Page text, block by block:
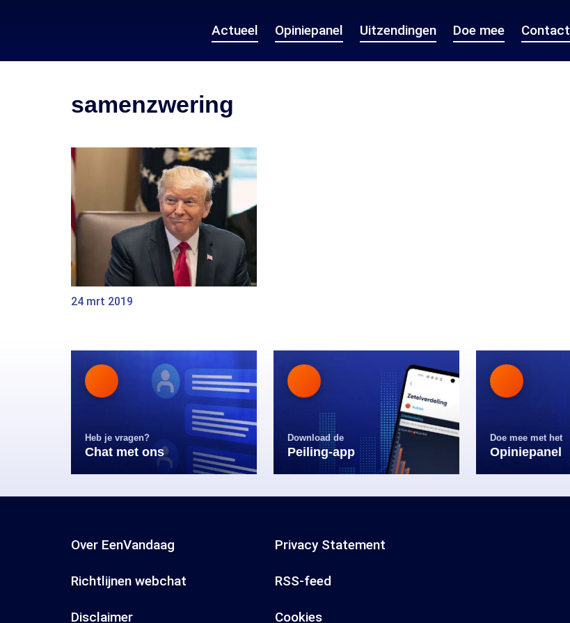
Actueel Opiniepanel Uitzendingen Doe mee Contact
samenzwering
24 mrt 2019
Heb je vragen?
Chat met ons
Download de
Peiling-app
Doe mee met het
Opiniepanel
Over EenVandaag Privacy Statement
Richtlijnen webchat RSS-feed
Disclaimer Cookies